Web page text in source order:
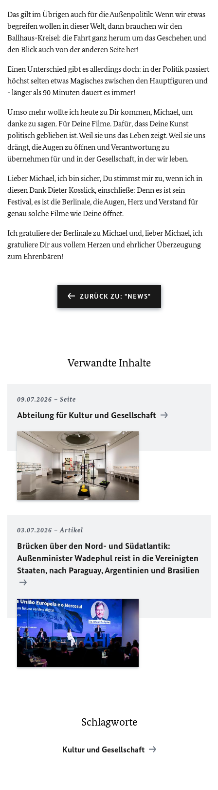
Das gilt im Übrigen auch für die Außenpolitik: Wenn wir etwas
begreifen wollen in dieser Welt, dann brauchen wir den
Ballhaus-Kreisel: die Fahrt ganz herum um das Geschehen und
den Blick auch von der anderen Seite her!
Einen Unterschied gibt es allerdings doch: in der Politik passiert
höchst selten etwas Magisches zwischen den Hauptfiguren und
- länger als 90 Minuten dauert es immer!
Umso mehr wollte ich heute zu Dir kommen, Michael, um
danke zu sagen. Für Deine Filme. Dafür, dass Deine Kunst
politisch geblieben ist. Weil sie uns das Leben zeigt. Weil sie uns
drängt, die Augen zu öffnen und Verantwortung zu
übernehmen für und in der Gesellschaft, in der wir leben.
Lieber Michael, ich bin sicher, Du stimmst mir zu, wenn ich in
diesen Dank Dieter Kosslick, einschließe: Denn es ist sein
Festival, es ist die Berlinale, die Augen, Herz und Verstand für
genau solche Filme wie Deine öffnet.
Ich gratuliere der Berlinale zu Michael und, lieber Michael, ich
gratuliere Dir aus vollem Herzen und ehrlicher Überzeugung
zum Ehrenbären!
ZURÜCK ZU: "NEWS"
Verwandte Inhalte
09.07.2026 Seite
Abteilung für Kultur und Gesellschaft
03.07.2026 Artikel
Brücken über den Nord- und Südatlantik:
Außenminister Wadephul reist in die Vereinigten
Staaten, nach Paraguay, Argentinien und Brasilien
Schlagworte
Kultur und Gesellschaft